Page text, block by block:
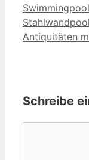
Antiquitäten
Schreibe